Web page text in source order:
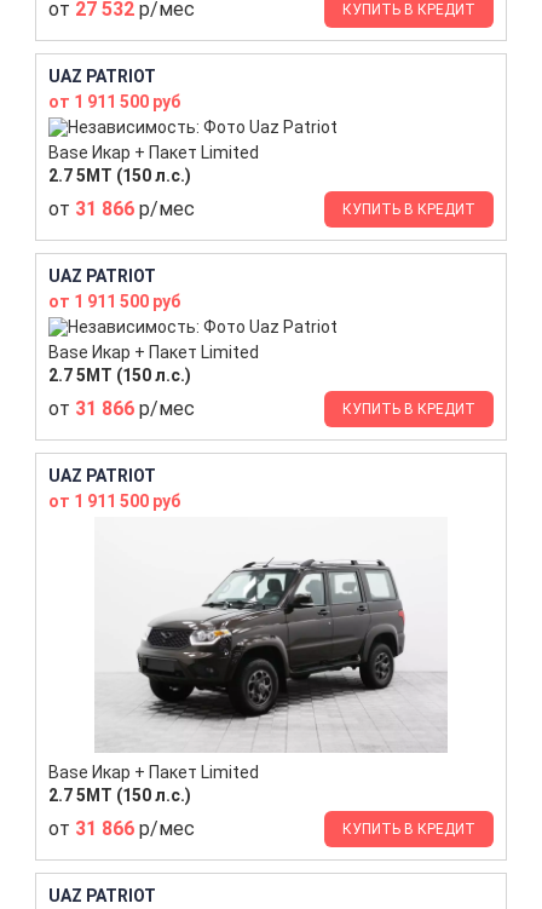
от 27 532 р/мес КУПИТЬ В КРЕДИТ
UAZ PATRIOT
от 1 911 500 руб
Base Икар + Пакет Limited
2.7 5МТ (150 л.с.)
от 31 866 р/мес КУПИТЬ В КРЕДИТ
UAZ PATRIOT
от 1 911 500 руб
Base Икар + Пакет Limited
2.7 5МТ (150 л.с.)
от 31 866 р/мес КУПИТЬ В КРЕДИТ
UAZ PATRIOT
от 1 911 500 руб
Base Икар + Пакет Limited
2.7 5МТ (150 л.с.)
от 31 866 р/мес КУПИТЬ В КРЕДИТ
UAZ PATRIOT